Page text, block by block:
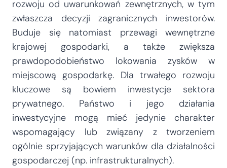
rozwoju od uwarunkowań zewnętrznych, w tym
zwłaszcza decyzji zagranicznych inwestorów.
Buduje się natomiast przewagi wewnętrzne
krajowej gospodarki, a także zwiększa
prawdopodobieństwo lokowania zysków w
miejscową gospodarkę. Dla trwałego rozwoju
kluczowe są bowiem inwestycje sektora
prywatnego. Państwo i jego działania
inwestycyjne mogą mieć jedynie charakter
wspomagający lub związany z tworzeniem
ogólnie sprzyjających warunków dla działalności
gospodarczej (np. infrastrukturalnych).